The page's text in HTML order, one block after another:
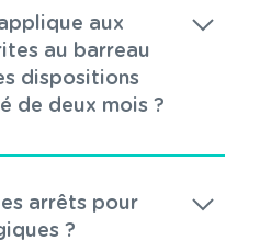
aux
au barreau
dispositions
de deux mois ?
arrêts pour
?